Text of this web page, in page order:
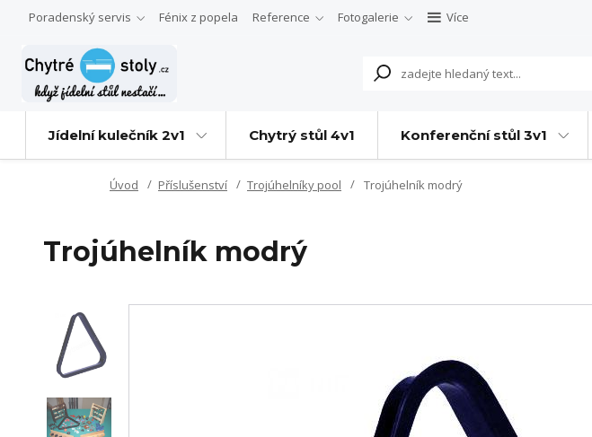
Poradenský servis Fénix z popela Reference Fotogalerie Více
Jídelní kulečník 2v1 Chytrý stůl 4v1 Konferenční stůl 3v1
Úvod Příslušenství Trojúhelníky pool Trojúhelník modrý
Trojúhelník modrý